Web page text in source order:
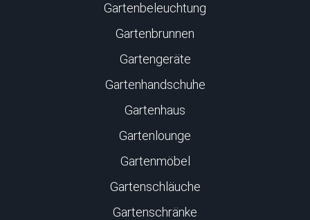
Gartenbeleuchtung
Gartenbrunnen
Gartengeräte
Gartenhandschuhe
Gartenhaus
Gartenlounge
Gartenmöbel
Gartenschläuche
Gartenschränke